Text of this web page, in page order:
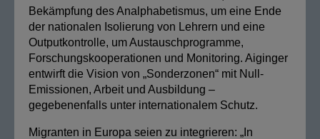
Bekämpfung des Analphabetismus, um eine Ende
der nationalen Isolierung von Lehrern und eine
Outputkontrolle, um Austauschprogramme,
Forschungskooperationen und Monitoring. Aiginger
entwirft die Vision von „Sonderzonen“ mit Null-
Emissionen, Arbeit und Ausbildung –
gegebenenfalls unter internationalem Schutz.
Migranten in Europa seien zu integrieren: „In